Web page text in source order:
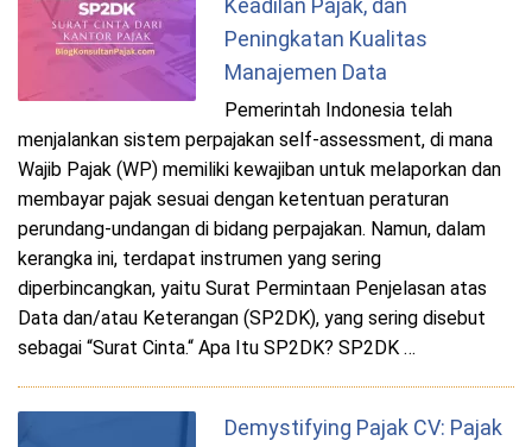
Keadilan Pajak, dan
Peningkatan Kualitas
Manajemen Data
Pemerintah Indonesia telah
menjalankan sistem perpajakan self-assessment, di mana
Wajib Pajak (WP) memiliki kewajiban untuk melaporkan dan
membayar pajak sesuai dengan ketentuan peraturan
perundang-undangan di bidang perpajakan. Namun, dalam
kerangka ini, terdapat instrumen yang sering
diperbincangkan, yaitu Surat Permintaan Penjelasan atas
Data dan/atau Keterangan (SP2DK), yang sering disebut
sebagai “Surat Cinta.“ Apa Itu SP2DK? SP2DK …
Demystifying Pajak CV: Pajak